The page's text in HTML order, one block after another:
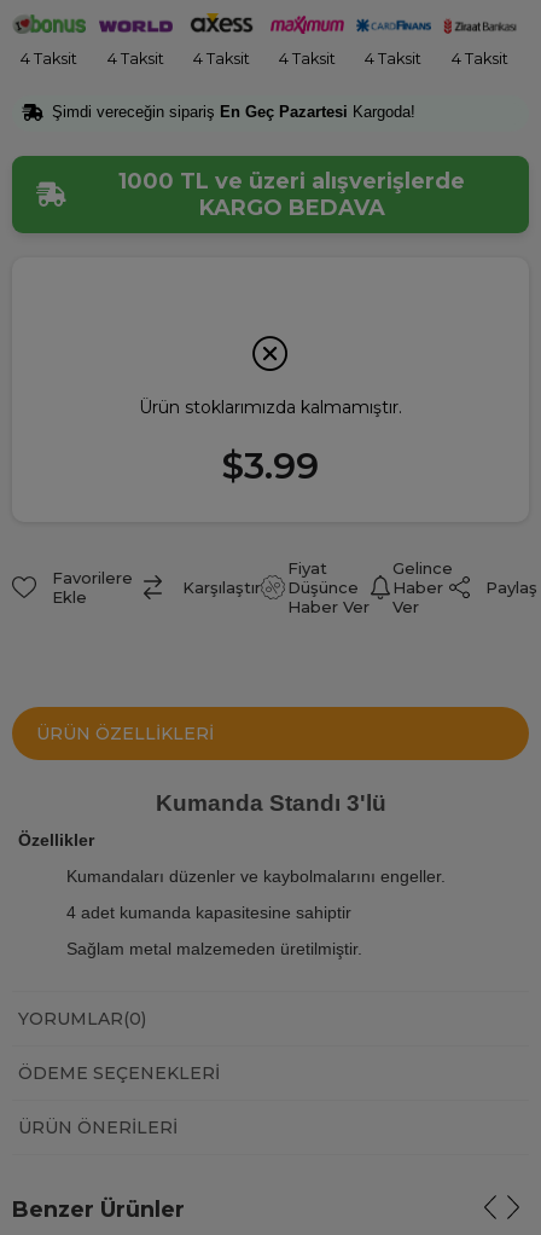
4 Taksit 4 Taksit 4 Taksit 4 Taksit 4 Taksit 4 Taksit
Şimdi vereceğin sipariş En Geç Pazartesi Kargoda!
1000 TL ve üzeri alışverişlerde
KARGO BEDAVA
Ürün stoklarımızda kalmamıştır.
$3.99
Favorilere
Ekle
Karşılaştır
Fiyat
Düşünce
Haber Ver
Gelince
Haber
Ver
Paylaş
ÜRÜN ÖZELLIKLERI
Kumanda Standı 3'lü
Özellikler
Kumandaları düzenler ve kaybolmalarını engeller.
4 adet kumanda kapasitesine sahiptir
Sağlam metal malzemeden üretilmiştir.
YORUMLAR(0)
ÖDEME SEÇENEKLERI
ÜRÜN ÖNERILERI
Benzer Ürünler